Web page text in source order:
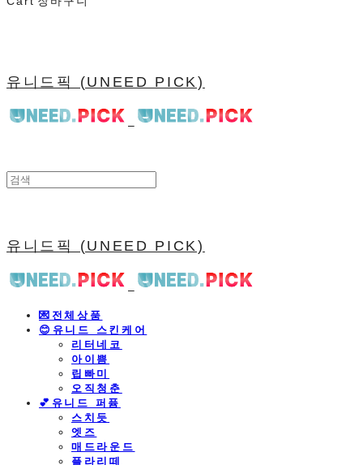
유니드픽 (UNEED PICK)
유니드픽 (UNEED PICK)
💌전체상품
😊유니드 스킨케어
리터네코
아이쁨
립빠미
오직청춘
💕유니드 퍼퓸
스치듯
엣즈
매드라운드
플라리떼